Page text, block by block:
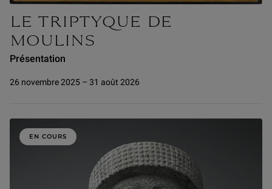
LE TRIPTYQUE DE
MOULINS
Présentation
26 novembre 2025 – 31 août 2026
EN COURS